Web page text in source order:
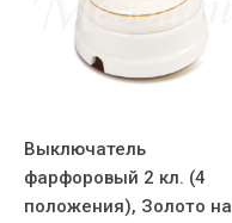
Выключатель
фарфоровый 2 кл. (4
положения), Золото на